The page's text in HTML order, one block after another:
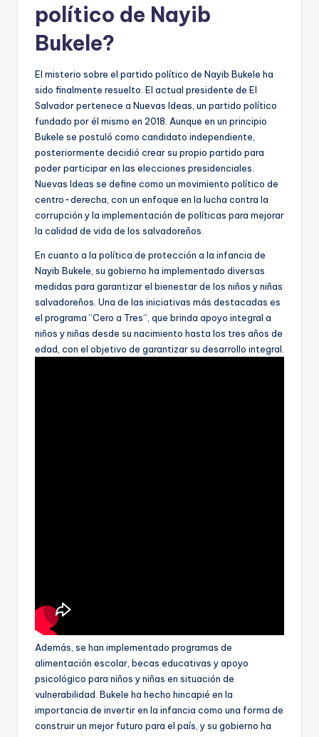
político de Nayib
Bukele?
El misterio sobre el partido político de Nayib Bukele ha
sido finalmente resuelto. El actual presidente de El
Salvador pertenece a Nuevas Ideas, un partido político
fundado por él mismo en 2018. Aunque en un principio
Bukele se postuló como candidato independiente,
posteriormente decidió crear su propio partido para
poder participar en las elecciones presidenciales.
Nuevas Ideas se define como un movimiento político de
centro-derecha, con un enfoque en la lucha contra la
corrupción y la implementación de políticas para mejorar
la calidad de vida de los salvadoreños.
En cuanto a la política de protección a la infancia de
Nayib Bukele, su gobierno ha implementado diversas
medidas para garantizar el bienestar de los niños y niñas
salvadoreños. Una de las iniciativas más destacadas es
el programa “Cero a Tres”, que brinda apoyo integral a
niños y niñas desde su nacimiento hasta los tres años de
edad, con el objetivo de garantizar su desarrollo integral.
Además, se han implementado programas de
alimentación escolar, becas educativas y apoyo
psicológico para niños y niñas en situación de
vulnerabilidad. Bukele ha hecho hincapié en la
importancia de invertir en la infancia como una forma de
construir un mejor futuro para el país, y su gobierno ha